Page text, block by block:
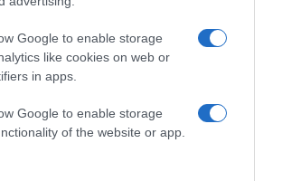
Google to enable storage
like cookies on web or
in apps.
Google to enable storage
of the website or app.